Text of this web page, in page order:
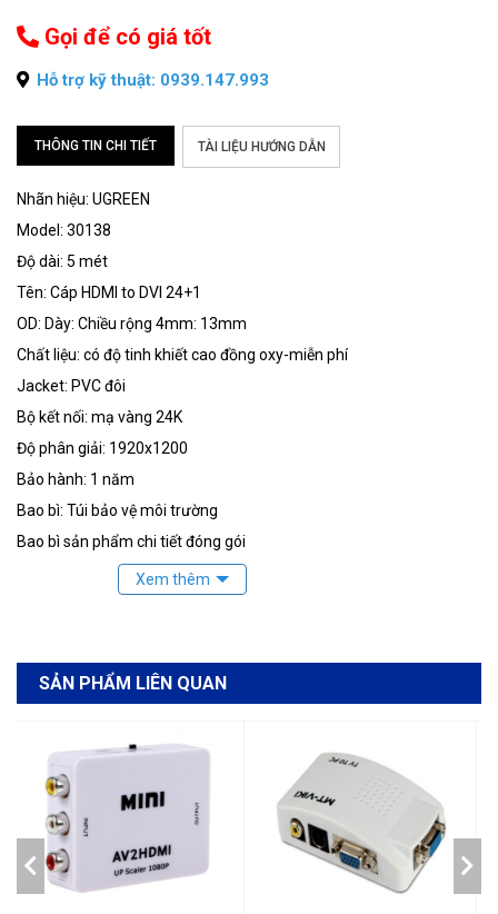
Gọi để có giá tốt
Hỗ trợ kỹ thuật: 0939.147.993
THÔNG TIN CHI TIẾT TÀI LIỆU HƯỚNG DẪN
Nhãn hiệu: UGREEN
Model: 30138
Độ dài: 5 mét
Tên: Cáp HDMI to DVI 24+1
OD: Dày: Chiều rộng 4mm: 13mm
Chất liệu: có độ tinh khiết cao đồng oxy-miễn phí
Jacket: PVC đôi
Bộ kết nối: mạ vàng 24K
Độ phân giải: 1920x1200
Bảo hành: 1 năm
Bao bì: Túi bảo vệ môi trường
Bao bì sản phẩm chi tiết đóng gói
SẢN PHẨM LIÊN QUAN